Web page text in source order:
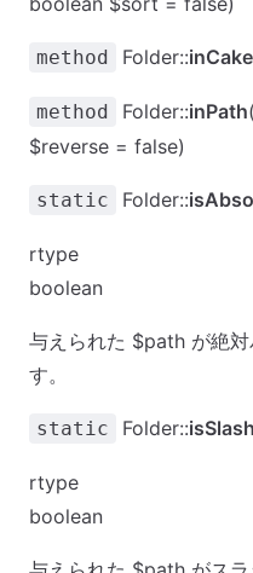
method Folder::
method Folder::inPath
$reverse = false)
static Folder::
rtype
boolean
与えられた $path が絶
す。
static Folder::
rtype
boolean